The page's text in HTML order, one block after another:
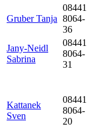
Gruber Tanja
08441
8064-
36
Jany-Neidl
Sabrina
08441
8064-
31
Kattanek
Sven
08441
8064-
20